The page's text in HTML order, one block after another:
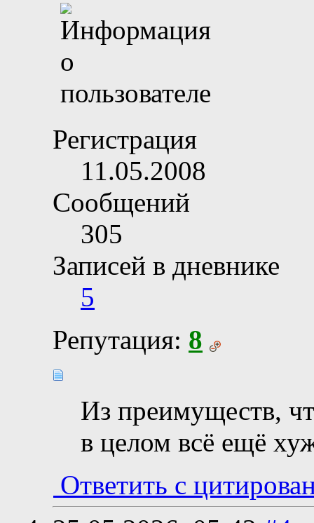
Регистрация
11.05.2008
Сообщений
305
Записей в дневнике
5
Репутация: 8
Из преимуществ,
в целом всё ещё
Ответить с